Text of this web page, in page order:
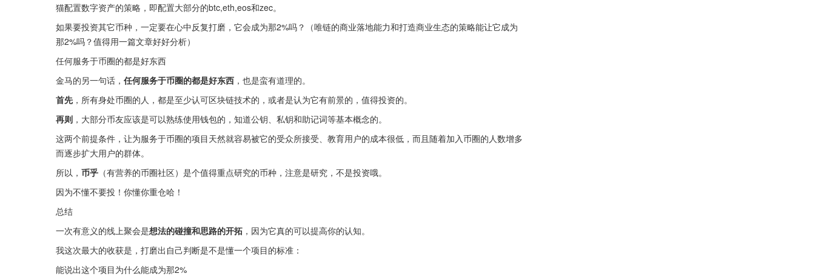
猫配置数字资产的策略，即配置大部分的btc,eth,eos和zec。
如果要投资其它币种，一定要在心中反复打磨，它会成为那2%吗？（唯链的商业落地能力和打造商业生态的策略能让它成为
那2%吗？值得用一篇文章好好分析）
任何服务于币圈的都是好东西
金马的另一句话， 任何服务于币圈的都是好东西 ，也是蛮有道理的。
首先，所有身处币圈的人，都是至少认可区块链技术的，或者是认为它有前景的，值得投资的。
再则 ，大部分币友应该是可以熟练使用钱包的，知道公钥、私钥和助记词等基本概念的。
这两个前提条件，让为服务于币圈的项目天然就容易被它的受众所接受、教育用户的成本很低，而且随着加入币圈的人数增多
而逐步扩大用户的群体。
所以， 币乎 （有营养的币圈社区）是个值得重点研究的币种，注意是研究，不是投资哦。
因为不懂不要投！你懂你重仓哈！
总结
一次有意义的线上聚会是想法的碰撞和思路的开拓 ，因为它真的可以提高你的认知。
我这次最大的收获是，打磨出自己判断是不是懂一个项目的标准：
能说出这个项目为什么能成为那2%